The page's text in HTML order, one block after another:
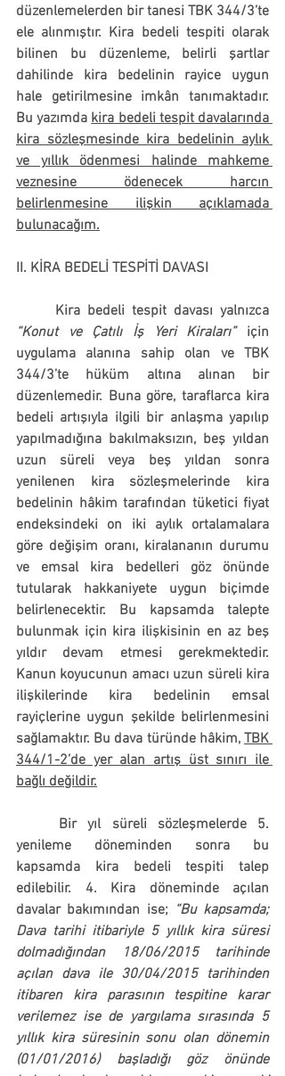
düzenlemelerden bir tanesi TBK 344/3’te
ele alınmıştır. Kira bedeli tespiti olarak
bilinen bu düzenleme, belirli şartlar
dahilinde kira bedelinin rayice uygun
hale getirilmesine imkân tanımaktadır.
Bu yazımda kira bedeli tespit davalarında
kira sözleşmesinde kira bedelinin aylık
ve yıllık ödenmesi halinde mahkeme
veznesine ödenecek harcın
belirlenmesine ilişkin açıklamada
bulunacağım.
II. KİRA BEDELİ TESPİTİ DAVASI
“Konut ve Çatılı İş Yeri Kiraları” için
uygulama alanına sahip olan ve TBK
344/3’te hüküm altına alınan bir
düzenlemedir. Buna göre, taraflarca kira
bedeli artışıyla ilgili bir anlaşma yapılıp
yapılmadığına bakılmaksızın, beş yıldan
uzun süreli veya beş yıldan sonra
yenilenen kira sözleşmelerinde kira
bedelinin hâkim tarafından tüketici fiyat
endeksindeki on iki aylık ortalamalara
göre değişim oranı, kiralananın durumu
ve emsal kira bedelleri göz önünde
tutularak hakkaniyete uygun biçimde
belirlenecektir. Bu kapsamda talepte
bulunmak için kira ilişkisinin en az beş
Kanun koyucunun amacı uzun süreli kira
ilişkilerinde kira bedelinin emsal
rayiçlerine uygun şekilde belirlenmesini
sağlamaktır. Bu dava türünde hâkim, TBK
344/1-2’de yer alan artış üst sınırı ile
bağlı değildir.
yenileme döneminden sonra bu
kapsamda kira bedeli tespiti talep
edilebilir. 4. Kira döneminde açılan
davalar bakımından ise; “Bu kapsamda;
Dava tarihi itibariyle 5 yıllık kira süresi
dolmadığından 18/06/2015 tarihinde
açılan dava ile 30/04/2015 tarihinden
itibaren kira parasının tespitine karar
verilemez ise de yargılama sırasında 5
yıllık kira süresinin sonu olan dönemin
(01/01/2016) başladığı göz önünde